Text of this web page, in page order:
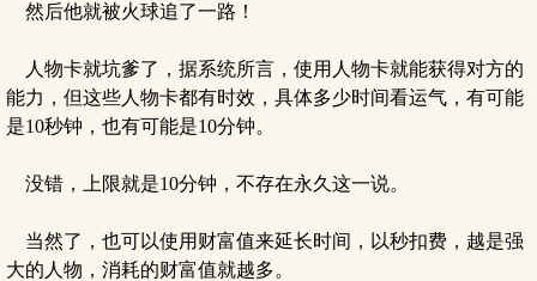
然后他就被火球追了一路！
人物卡就坑爹了，据系统所言，使用人物卡就能获得对方的
能力，但这些人物卡都有时效，具体多少时间看运气，有可能
是10秒钟，也有可能是10分钟。
没错，上限就是10分钟，不存在永久这一说。
当然了，也可以使用财富值来延长时间，以秒扣费，越是强
大的人物，消耗的财富值就越多。